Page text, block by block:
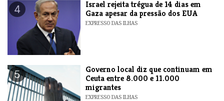
4
​Israel rejeita trégua de 14 dias em
Gaza apesar da pressão dos EUA
EXPRESSO DAS ILHAS
5
​Governo local diz que continuam em
Ceuta entre 8.000 e 11.000
migrantes
EXPRESSO DAS ILHAS